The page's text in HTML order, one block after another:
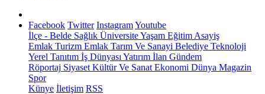
Facebook Twitter InstagramYoutube
İlçe - Belde Sağlık ÜniversiteYaşam Eğitim Asayiş
Emlak Turizm Emlak Tarım Ve Sanayi Belediye Teknoloji
Yerel Tanıtım İş Dünyası Yatırım İlan Gündem
Röportaj Siyaset Kültür Ve Sanat Ekonomi Dünya Magazin
Spor
Künye İletişim RSS